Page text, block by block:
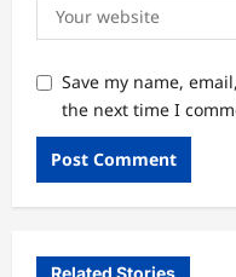
Save my name,
the next time I
Related Stories